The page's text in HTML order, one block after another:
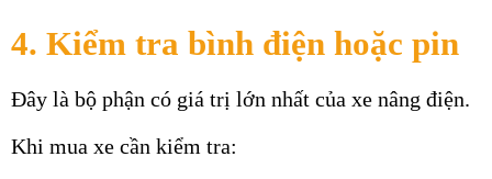
4. Kiểm tra bình điện hoặc pin
Đây là bộ phận có giá trị lớn nhất của xe nâng điện.
Khi mua xe cần kiểm tra: